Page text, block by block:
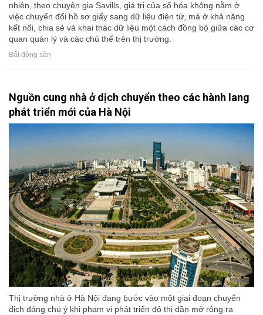
nhiên, theo chuyên gia Savills, giá trị của số hóa không nằm ở
việc chuyển đổi hồ sơ giấy sang dữ liệu điện tử, mà ở khả năng
kết nối, chia sẻ và khai thác dữ liệu một cách đồng bộ giữa các cơ
quan quản lý và các chủ thể trên thị trường.
Bất động sản
Nguồn cung nhà ở dịch chuyển theo các hành lang
phát triển mới của Hà Nội
Thị trường nhà ở Hà Nội đang bước vào một giai đoạn chuyển
dịch đáng chú ý khi phạm vi phát triển đô thị dần mở rộng ra